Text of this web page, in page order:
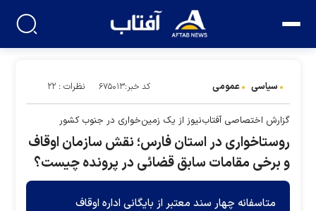
سیاسی عمومی کد خبر:۶۷۵۰۱۳ نظرات : ۲۲
گزارش اختصاصی آفتاب‌نیوز از یک زمین‌خواری در جنوب کشور
روﺳﺘﺎﺧﻮاری در استان ﻓﺎرس؛ نقش ﺳﺎزﻣﺎن اوﻗﺎف
و برخی مقامات سابق قضائی در پرونده چیست؟
متاسفانه چهار سند معتبر از بایگانی اداره اوقاف